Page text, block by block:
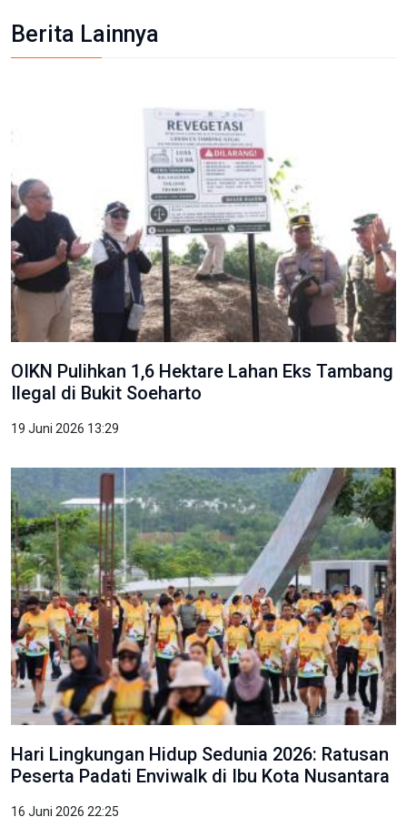
Berita Lainnya
OIKN Pulihkan 1,6 Hektare Lahan Eks Tambang
Ilegal di Bukit Soeharto
19 Juni 2026 13:29
Hari Lingkungan Hidup Sedunia 2026: Ratusan
Peserta Padati Enviwalk di Ibu Kota Nusantara
16 Juni 2026 22:25